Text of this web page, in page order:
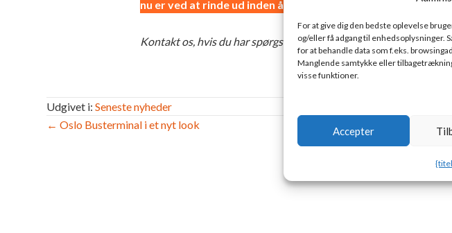
For at give dig den bedste oplevelse
og/eller få adgang til enhedsoplysninger.
for at behandle data som f.eks.
Manglende samtykke eller
visse funktioner.
Accepter
nu er ved at rinde ud inden årets udgang.
Kontakt os, hvis du har spørgsmål, ønsker et tilbud eller vil afgive
Udgivet i: Seneste nyheder
Navigation
← Oslo Busterminal i et nyt look
Effektiv lydstyring til konference-
mødelokaler